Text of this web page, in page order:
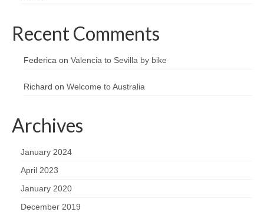
Recent Comments
Federica on Valencia to Sevilla by bike
Richard on Welcome to Australia
Archives
January 2024
April 2023
January 2020
December 2019